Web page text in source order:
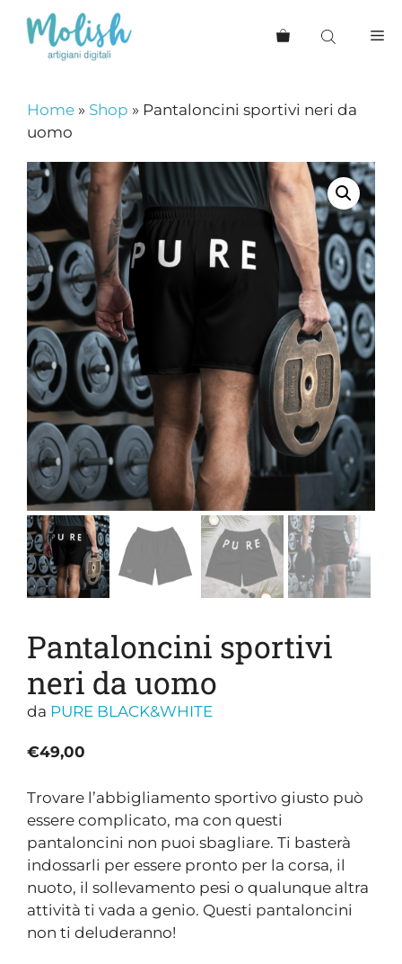
contenuto
Home » Shop » Pantaloncini sportivi neri da
uomo
Pantaloncini sportivi
neri da uomo
da PURE BLACK&WHITE
€49,00
Trovare l’abbigliamento sportivo giusto può
essere complicato, ma con questi
pantaloncini non puoi sbagliare. Ti basterà
indossarli per essere pronto per la corsa, il
nuoto, il sollevamento pesi o qualunque altra
attività ti vada a genio. Questi pantaloncini
non ti deluderanno!